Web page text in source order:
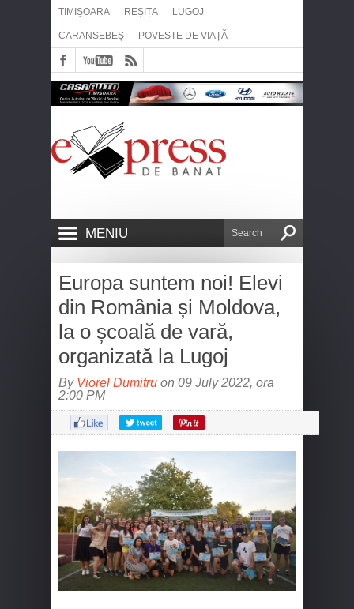
TIMIȘOARA REȘIȚA LUGOJ
CARANSEBEȘ POVESTE DE VIAȚĂ
MENIU
Europa suntem noi! Elevi
din România și Moldova,
la o școală de vară,
organizată la Lugoj
By Viorel Dumitru on 09 July 2022, ora
2:00 PM